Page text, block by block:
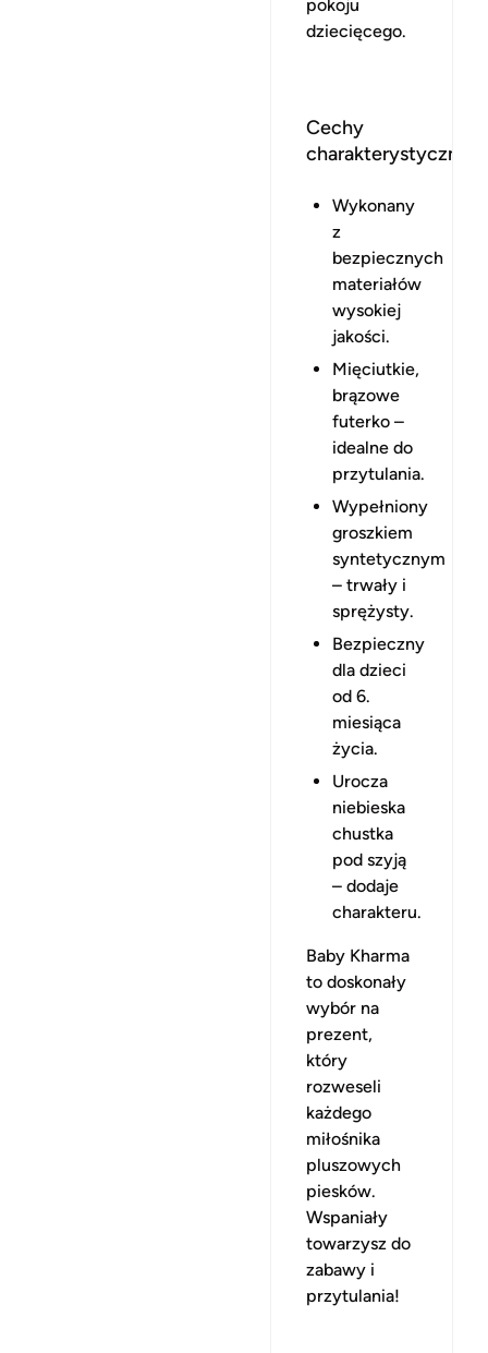
pokoju
dziecięcego.
Cechy
charakterystyczne:
Wykonany
z
bezpiecznych
materiałów
wysokiej
jakości.
Mięciutkie,
brązowe
futerko –
idealne do
przytulania.
Wypełniony
groszkiem
syntetycznym
– trwały i
sprężysty.
Bezpieczny
dla dzieci
od 6.
miesiąca
życia.
Urocza
niebieska
chustka
pod szyją
– dodaje
charakteru.
Baby Kharma
to doskonały
wybór na
prezent,
który
rozweseli
każdego
miłośnika
pluszowych
piesków.
Wspaniały
towarzysz do
zabawy i
przytulania!